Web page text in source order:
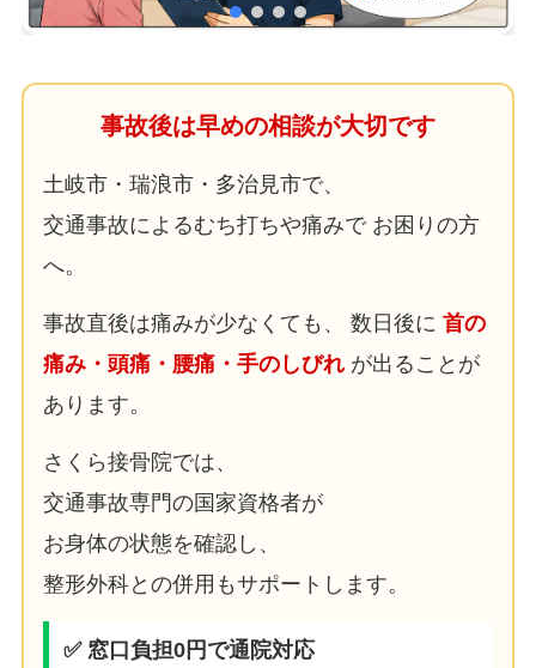
事故後は早めの相談が大切です
土岐市・瑞浪市・多治見市で、
交通事故によるむち打ちや痛みで お困りの方
へ。
事故直後は痛みが少なくても、 数日後に 首の
痛み・頭痛・腰痛・手のしびれが出ることが
あります。
さくら接骨院では、
交通事故専門の国家資格者が
お身体の状態を確認し、
整形外科との併用もサポートします。
✅ 窓口負担0円で通院対応